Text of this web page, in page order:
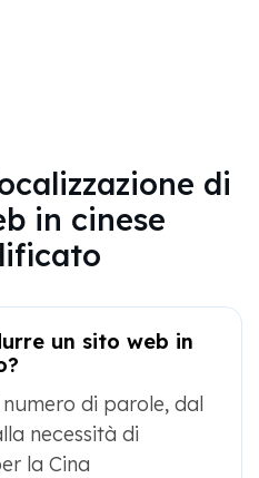
di
in cinese
un sito web in
di parole, dal
necessità di
la Cina